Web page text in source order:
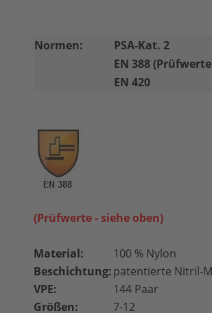
Normen:
PSA-Kat. 2
EN 388
EN 420
(Prüfwerte - siehe oben)
Material:
100 % Nylon
Beschichtung:patentierte Nitril-
VPE:
144 Paar
Größen:
7-12